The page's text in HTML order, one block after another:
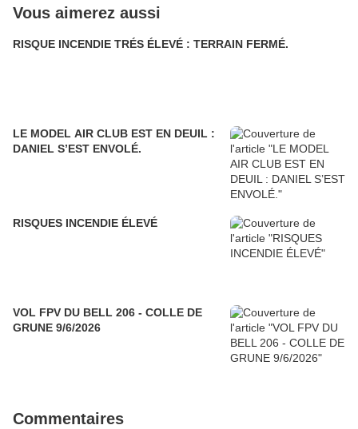
Vous aimerez aussi
RISQUE INCENDIE TRÉS ÉLEVÉ : TERRAIN FERMÉ.
LE MODEL AIR CLUB EST EN DEUIL :
DANIEL S’EST ENVOLÉ.
RISQUES INCENDIE ÉLEVÉ
VOL FPV DU BELL 206 - COLLE DE
GRUNE 9/6/2026
Commentaires